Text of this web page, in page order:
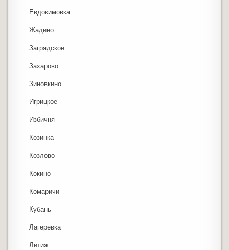
Евдокимовка
Жадино
Загрядское
Захарово
Зиновкино
Игрицкое
Избичня
Козинка
Козлово
Кокино
Комаричи
Кубань
Лагеревка
Литиж